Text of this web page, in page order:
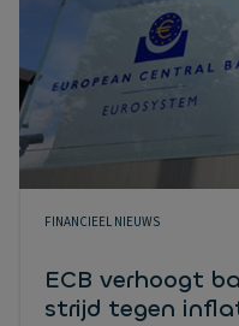
FINANCIEEL NIEUWS
ECB verhoogt
strijd tegen